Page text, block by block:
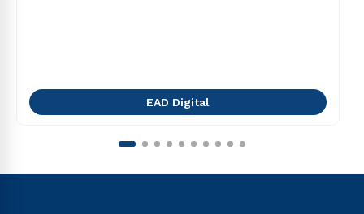
EAD Digital